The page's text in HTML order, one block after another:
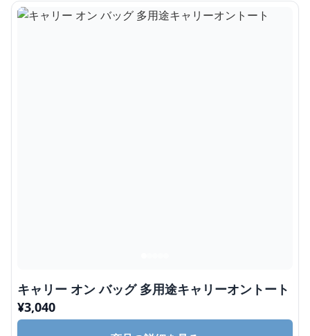
キャリー オン バッグ 多用途キャリーオントート
¥3,040